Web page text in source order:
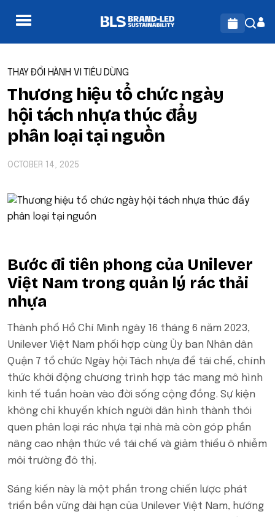
THAY ĐỔI HÀNH VI TIÊU DÙNG
Thương hiệu tổ chức ngày
hội tách nhựa thúc đẩy
phân loại tại nguồn
OCTOBER 14, 2025
Bước đi tiên phong của Unilever
Việt Nam trong quản lý rác thải
nhựa
Thành phố Hồ Chí Minh ngày 16 tháng 6 năm 2023,
Unilever Việt Nam phối hợp cùng Ủy ban Nhân dân
Quận 7 tổ chức Ngày hội Tách nhựa để tái chế, chính
thức khởi động chương trình hợp tác mang mô hình
kinh tế tuần hoàn vào đời sống cộng đồng. Sự kiện
không chỉ khuyến khích người dân hình thành thói
quen phân loại rác nhựa tại nhà mà còn góp phần
nâng cao nhận thức về tái chế và giảm thiểu ô nhiễm
môi trường đô thị.
Sáng kiến này là một phần trong chiến lược phát
triển bền vững dài hạn của Unilever Việt Nam, hướng